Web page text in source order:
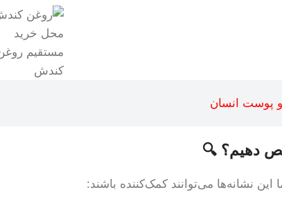
محل خرید
مستقیم
کندش
پوست انسان
دهیم؟ 🔍
نشانه‌ها می‌توانند کمک‌کننده باشند: